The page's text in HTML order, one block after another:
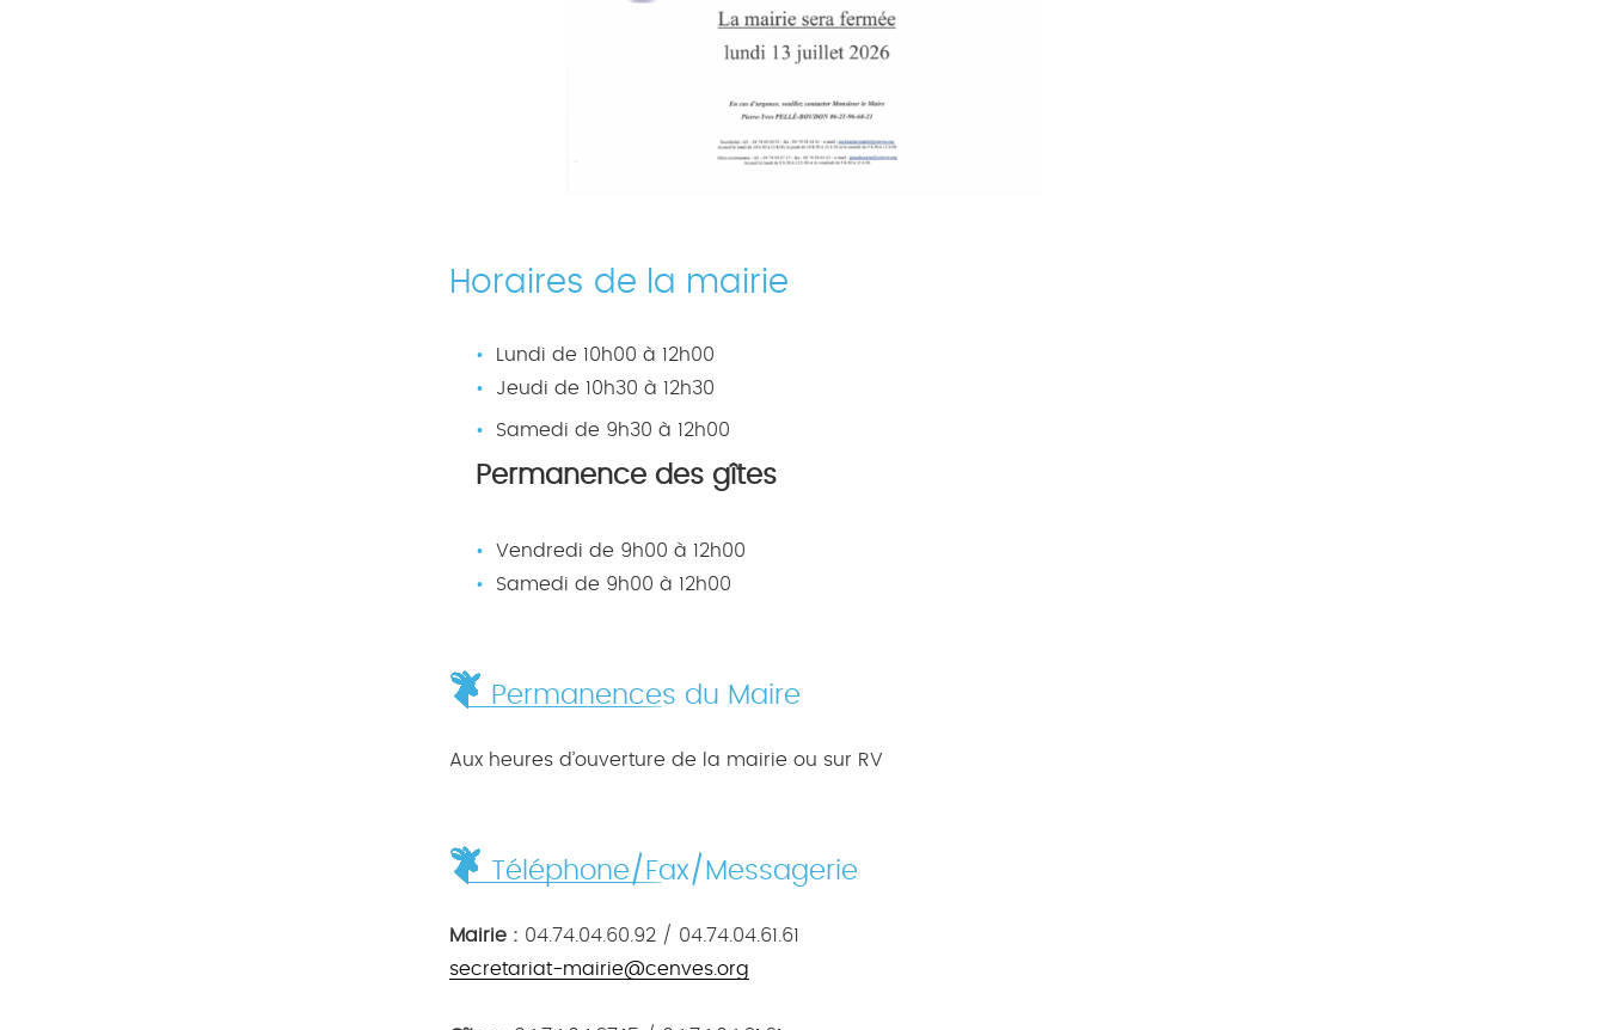
Horaires de la mairie
Lundi de 10h00 à 12h00
Jeudi de 10h30 à 12h30
Samedi de 9h30 à 12h00
Permanence des gîtes
Vendredi de 9h00 à 12h00
Samedi de 9h00 à 12h00
Permanences du Maire
Aux heures d’ouverture de la mairie ou sur RV
Téléphone/Fax/Messagerie
Mairie : 04.74.04.60.92 / 04.74.04.61.61
secretariat-mairie@cenves.org